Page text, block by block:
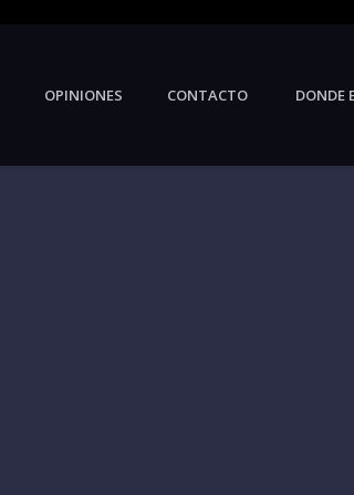
OPINIONES CONTACTO DONDE